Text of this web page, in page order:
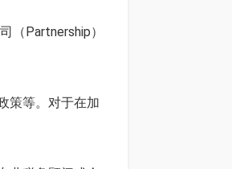
（Partnership）
策等。对于在加